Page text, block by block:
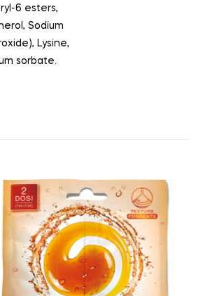
6 esters,
Sodium
Lysine,
sorbate.